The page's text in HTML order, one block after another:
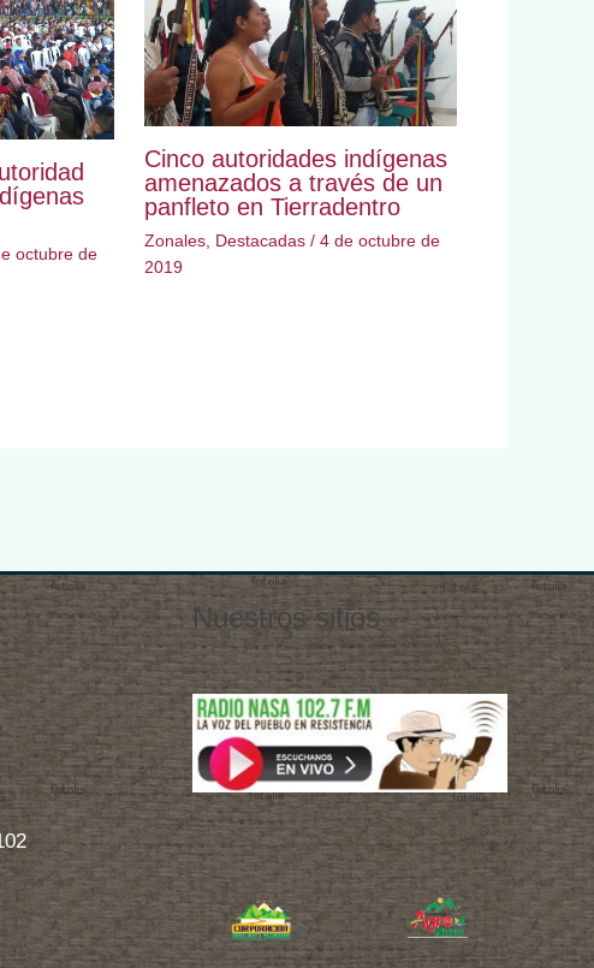
octubre de
Cinco autoridades indígenas
amenazados a través de un
panfleto en Tierradentro
Zonales, Destacadas/ 4 de octubre de
2019
Nuestros sitios